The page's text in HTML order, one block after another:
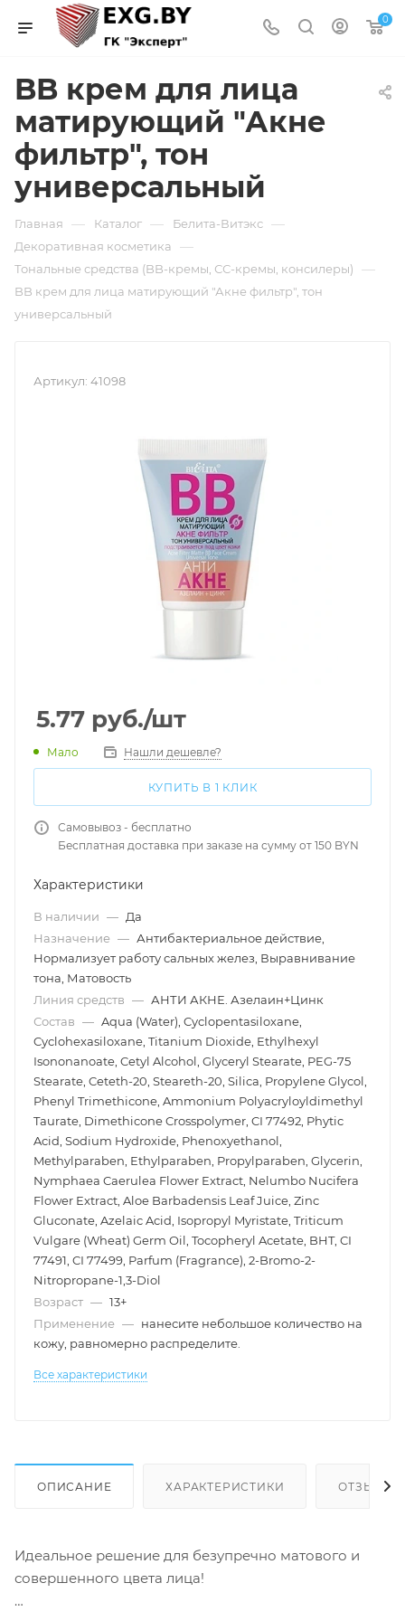
0
BB крем для лица
матирующий "Акне
фильтр", тон
универсальный
Главная — Каталог — Белита-Витэкс —
Декоративная косметика —
Тональные средства (BB-кремы, СС-кремы, консилеры) —
BB крем для лица матирующий "Акне фильтр", тон
универсальный
Артикул: 41098
5.77 руб./шт
Мало Нашли дешевле?
КУПИТЬ В 1 КЛИК
Самовывоз - бесплатно
Бесплатная доставка при заказе на сумму от 150 BYN
Характеристики
В наличии — Да
Назначение — Антибактериальное действие,
Нормализует работу сальных желез, Выравнивание
тона, Матовость
Линия средств — АНТИ АКНЕ. Азелаин+Цинк
Состав — Aqua (Water), Cyclopentasiloxane,
Cyclohexasiloxane, Titanium Dioxide, Ethylhexyl
Isononanoate, Cetyl Alcohol, Glyceryl Stearate, PEG-75
Stearate, Ceteth-20, Steareth-20, Silica, Propylene Glycol,
Phenyl Trimethicone, Ammonium Polyacryloyldimethyl
Taurate, Dimethicone Crosspolymer, CI 77492, Phytic
Acid, Sodium Hydroxide, Phenoxyethanol,
Methylparaben, Ethylparaben, Propylparaben, Glycerin,
Nymphaea Caerulea Flower Extract, Nelumbo Nucifera
Flower Extract, Aloe Barbadensis Leaf Juice, Zinc
Gluconate, Azelaic Acid, Isopropyl Myristate, Triticum
Vulgare (Wheat) Germ Oil, Tocopheryl Acetate, BHT, CI
77491, CI 77499, Parfum (Fragrance), 2-Bromo-2-
Nitropropane-1,3-Diol
Возраст — 13+
Применение — нанесите небольшое количество на
кожу, равномерно распределите.
Все характеристики
ОПИСАНИЕ ХАРАКТЕРИСТИКИ ОТЗЫВЫ
Идеальное решение для безупречно матового и
совершенного цвета лица!